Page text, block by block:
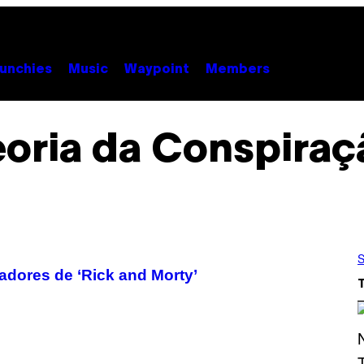
Music Waypoint Members
da
de ‘Rick and Morty’